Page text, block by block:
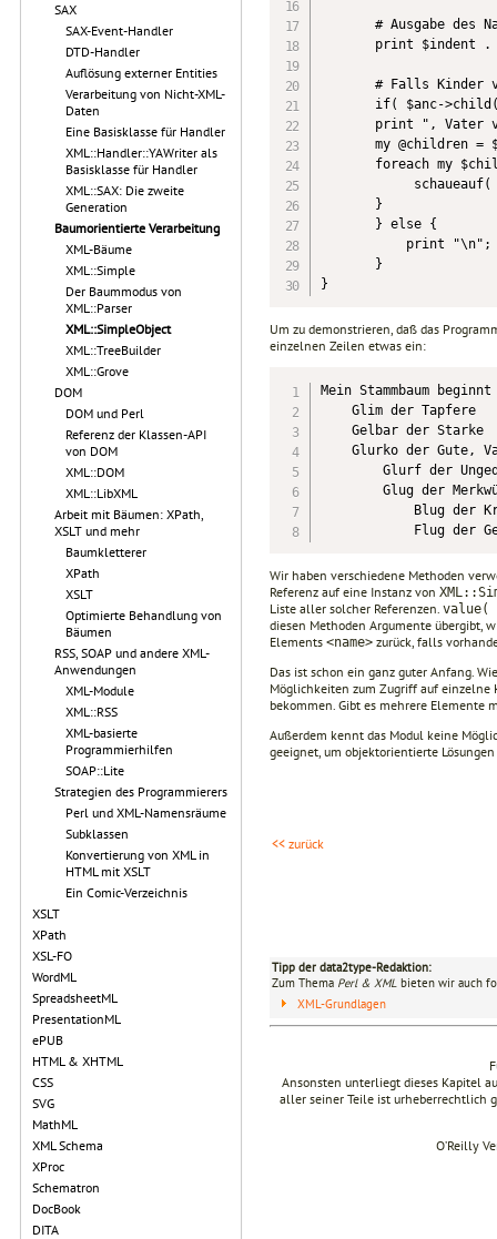
SAX
SAX-Event-Handler
DTD-Handler
Auflösung externer Entities
Verarbeitung von Nicht-XML-
Daten
Eine Basisklasse für Handler
XML::Handler::YAWriter als
Basisklasse für Handler
XML::SAX: Die zweite
Generation
Baumorientierte Verarbeitung
XML-Bäume
XML::Simple
Der Baummodus von
XML::Parser
XML::SimpleObject
XML::TreeBuilder
XML::Grove
DOM
DOM und Perl
Referenz der Klassen-API
von DOM
XML::DOM
XML::LibXML
Arbeit mit Bäumen: XPath,
XSLT und mehr
Baumkletterer
XPath
XSLT
Optimierte Behandlung von
Bäumen
RSS, SOAP und andere XML-
Anwendungen
XML-Module
XML::RSS
XML-basierte
Programmierhilfen
SOAP::Lite
Strategien des Programmierers
Perl und XML-Namensräume
Subklassen
Konvertierung von XML in
HTML mit XSLT
Ein Comic-Verzeichnis
XSLT
XPath
XSL-FO
WordML
SpreadsheetML
PresentationML
ePUB
HTML & XHTML
CSS
SVG
MathML
XML Schema
XProc
Schematron
DocBook
DITA
# Ausgabe des
print $indent
# Falls Kinder
if( $anc-
print ", Vater
my @children =
foreach my
       }
       } else {
           print "\n";
       }
}
Um zu demonstrieren, daß das
einzelnen Zeilen etwas ein:
Mein Stammbaum
    Glim der Tapfere
    Gelbar der Starke
Glurko der Gute,
Glurf der
Glug der
Blug der
Flug der
Wir haben verschiedene Methoden
Referenz auf eine Instanz von
Liste aller solcher Referenzen. value(
diesen Methoden Argumente übergibt,
Elements <name> zurück, falls
Das ist schon ein ganz guter Anfang.
Möglichkeiten zum Zugriff auf
bekommen. Gibt es mehrere Elemente
Außerdem kennt das Modul keine
geeignet, um objektorientierte
<< zurück
Tipp der data2type-Redaktion:
Zum Thema Perl & XML bieten wir auch
XML-Grundlagen
Ansonsten unterliegt dieses Kapitel
aller seiner Teile ist urheberrechtlich
O’Reilly